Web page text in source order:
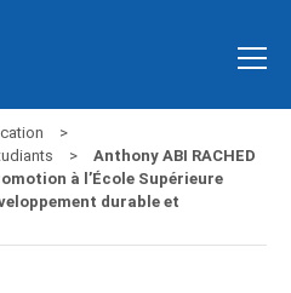
Anthony ABI RACHED
à l’École Supérieure
durable et